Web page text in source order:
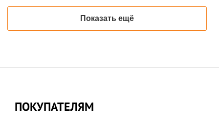
Показать ещё
ПОКУПАТЕЛЯМ